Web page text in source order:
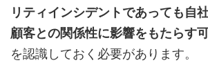
リティインシデントであっても自
顧客との関係性に影響をもたらす
を認識しておく必要があります。